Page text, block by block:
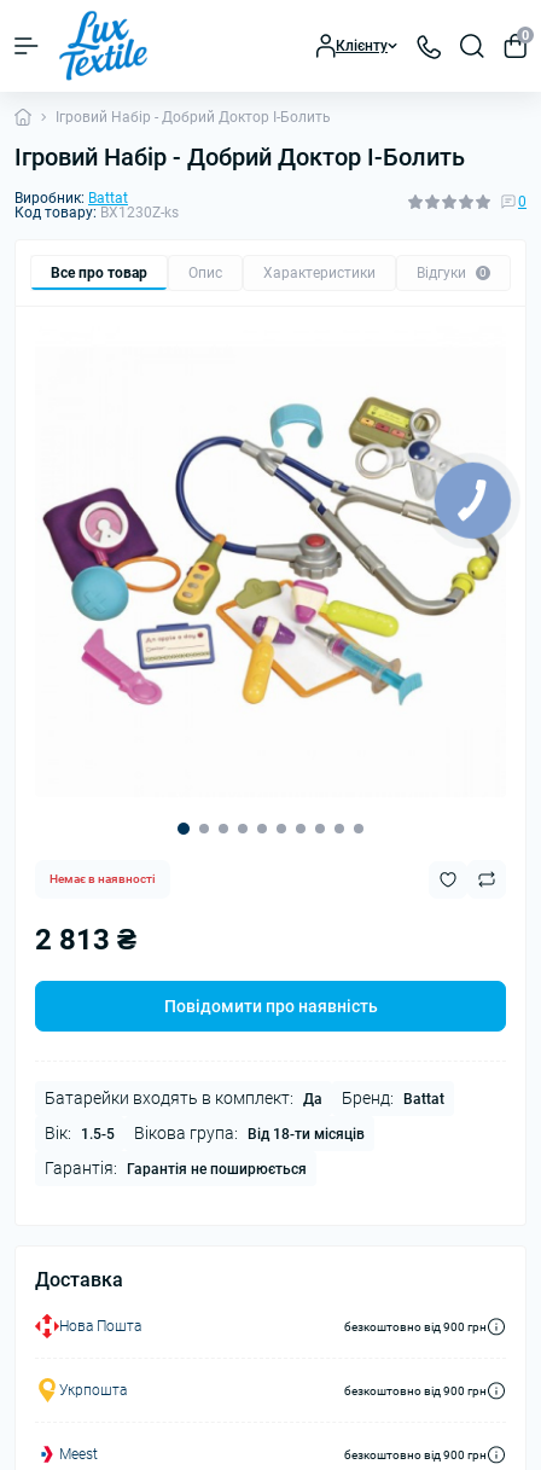
Клієнту
0
Ігровий Набір - Добрий Доктор I-Болить
Ігровий Набір - Добрий Доктор I-Болить
Виробник: Battat
Код товару: BX1230Z-ks
0
Все про товар Опис Характеристики Відгуки 0
Немає в наявності
2 813 ₴
Повідомити про наявність
Батарейки входять в комплект: Да Бренд: Battat
Вік: 1.5-5 Вікова група: Від 18-ти місяців
Гарантія: Гарантія не поширюється
Доставка
Нова Пошта безкоштовно від 900 грн
Укрпошта безкоштовно від 900 грн
Meest безкоштовно від 900 грн